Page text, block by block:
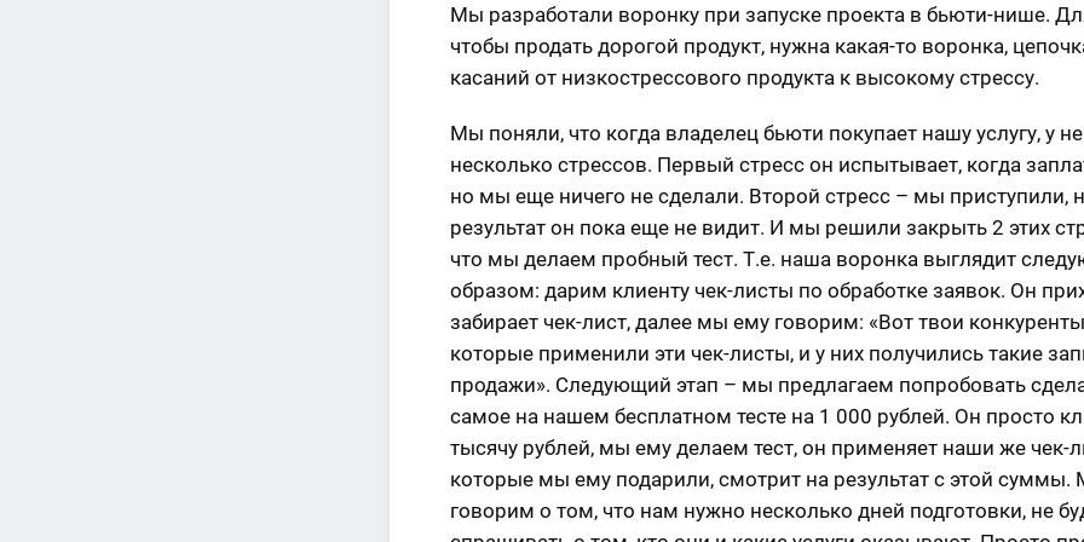
Мы разработали воронку при запуске проекта в бьюти-нише.
чтобы продать дорогой продукт, нужна какая-то воронка,
касаний от низкострессового продукта к высокому стрессу.
Мы поняли, что когда владелец бьюти покупает нашу услугу, у
несколько стрессов. Первый стресс он испытывает, когда
но мы еще ничего не сделали. Второй стресс – мы приступили,
результат он пока еще не видит. И мы решили закрыть 2 этих
что мы делаем пробный тест. Т.е. наша воронка выглядит
образом: дарим клиенту чек-листы по обработке заявок. Он
забирает чек-лист, далее мы ему говорим: «Вот твои
которые применили эти чек-листы, и у них получились такие
продажи». Следующий этап – мы предлагаем попробовать
самое на нашем бесплатном тесте на 1 000 рублей. Он просто
тысячу рублей, мы ему делаем тест, он применяет наши же чек-
которые мы ему подарили, смотрит на результат с этой суммы.
говорим о том, что нам нужно несколько дней подготовки, не